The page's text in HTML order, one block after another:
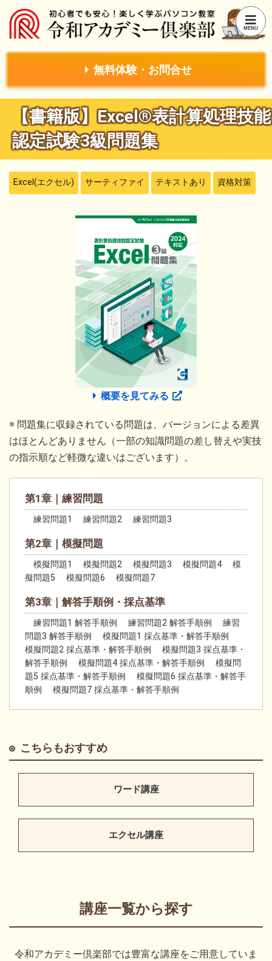
無料体験・お問合せ
【書籍版】Excel®表計算処理技能
認定試験3級問題集
Excel(エクセル) サーティファイ テキストあり 資格対策
概要を見てみる
※ 問題集に収録されている問題は、バージョンによる差異
はほとんどありません（一部の知識問題の差し替えや実技
の指示順など軽微な違いはございます）。
第1章｜練習問題
練習問題1 練習問題2 練習問題3
第2章｜模擬問題
模擬問題1 模擬問題2 模擬問題3 模擬問題4 模
擬問題5 模擬問題6 模擬問題7
第3章｜解答手順例・採点基準
練習問題1 解答手順例 練習問題2 解答手順例 練習
問題3 解答手順例 模擬問題1 採点基準・解答手順例
模擬問題2 採点基準・解答手順例 模擬問題3 採点基準・
解答手順例 模擬問題4 採点基準・解答手順例 模擬問
題5 採点基準・解答手順例 模擬問題6 採点基準・解答手
順例 模擬問題7 採点基準・解答手順例
こちらもおすすめ
ワード講座
エクセル講座
講座一覧から探す
令和アカデミー倶楽部では豊富な講座をご用意していま